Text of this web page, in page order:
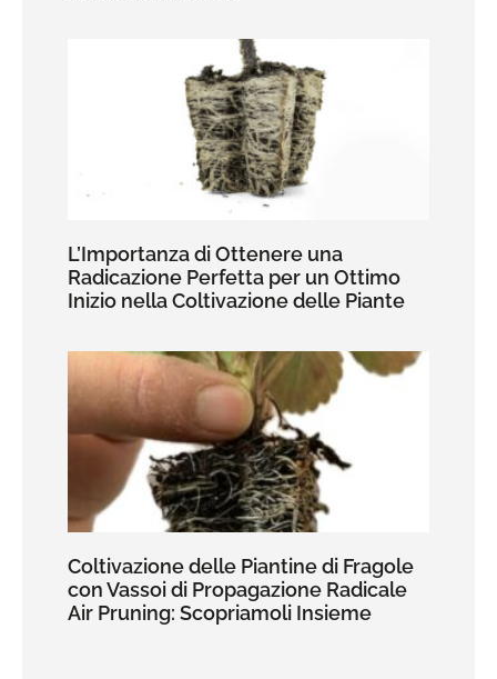
L’Importanza di Ottenere una
Radicazione Perfetta per un Ottimo
Inizio nella Coltivazione delle Piante
Coltivazione delle Piantine di Fragole
con Vassoi di Propagazione Radicale
Air Pruning: Scopriamoli Insieme